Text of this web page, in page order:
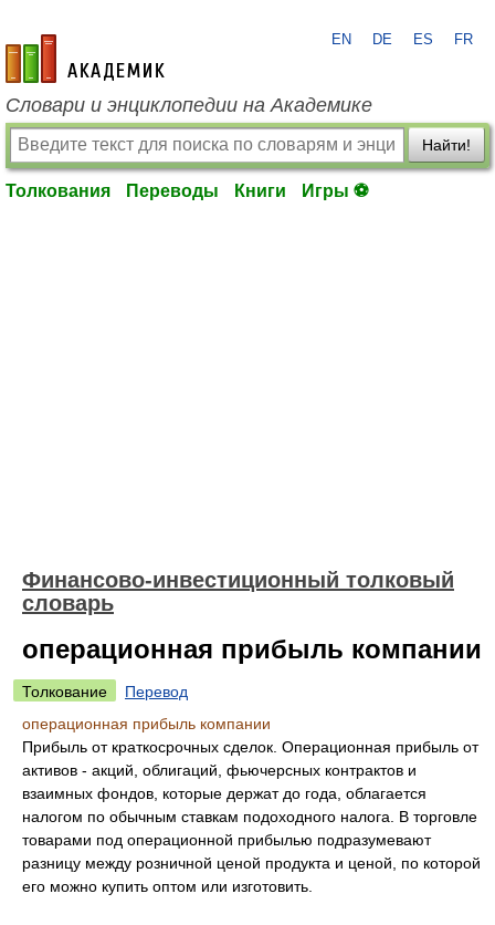
academic.ru
EN DE ES FR
Словари и энциклопедии на Академике
Найти!
Толкования Переводы Книги Игры ⚽
Финансово-инвестиционный толковый
словарь
операционная прибыль компании
Толкование
Перевод
операционная прибыль компании
Прибыль от краткосрочных сделок. Операционная прибыль от
активов - акций, облигаций, фьючерсных контрактов и
взаимных фондов, которые держат до года, облагается
налогом по обычным ставкам подоходного налога. В торговле
товарами под операционной прибылью подразумевают
разницу между розничной ценой продукта и ценой, по которой
его можно купить оптом или изготовить.